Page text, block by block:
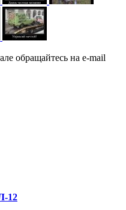
обращайтесь на e-mail
12